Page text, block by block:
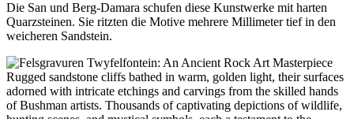
Die San und Berg-Damara schufen diese Kunstwerke mit harten
Quarzsteinen. Sie ritzten die Motive mehrere Millimeter tief in den
weicheren Sandstein.